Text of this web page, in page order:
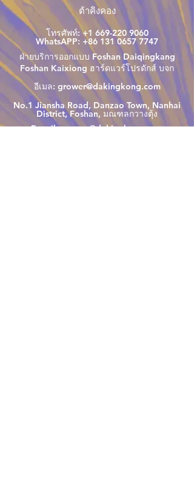
ต้าคิงคอง
โทรศัพท์:+1 669-220 9060
WhatsAPP: +86 131 0657 7747
ฝ่ายบริการออกแบบ Foshan Daiqingkang
Foshan Kaixiong ฮาร์ดแวร์โปรดักส์ บจก
อีเมล: grower@dakingkong.com
No.1 Jiansha Road, Danzao Town, Nanhai
District, Foshan, มณฑลกวางตุ้ง
E-mail:grower@dakingkong.com